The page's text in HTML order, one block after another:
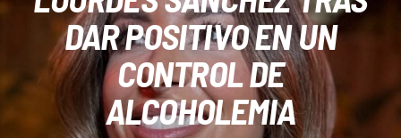
REPRODUCTOR WEB
0:00
DAR POSITIVO EN UN
CONTROL DE
ALCOHOLEMIA